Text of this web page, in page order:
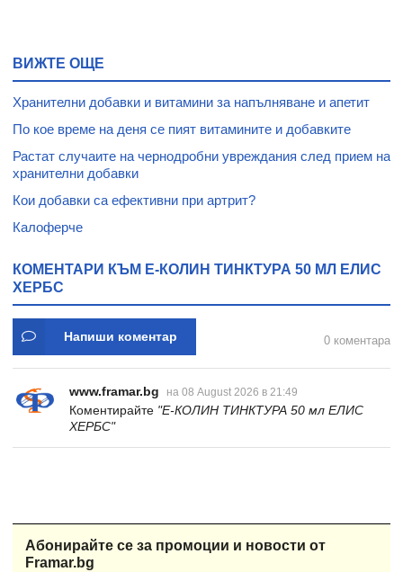
ВИЖТЕ ОЩЕ
Хранителни добавки и витамини за напълняване и апетит
По кое време на деня се пият витамините и добавките
Растат случаите на чернодробни увреждания след прием на
хранителни добавки
Кои добавки са ефективни при артрит?
Калоферче
КОМЕНТАРИ КЪМ Е-КОЛИН ТИНКТУРА 50 МЛ ЕЛИС
ХЕРБС
Напиши коментар 0 коментара
www.framar.bg на 08 August 2026 в 21:49
Коментирайте "Е-КОЛИН ТИНКТУРА 50 мл ЕЛИС
ХЕРБС"
Абонирайте се за промоции и новости от
Framar.bg